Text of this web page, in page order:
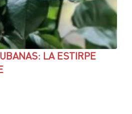
LA ESTIRPE